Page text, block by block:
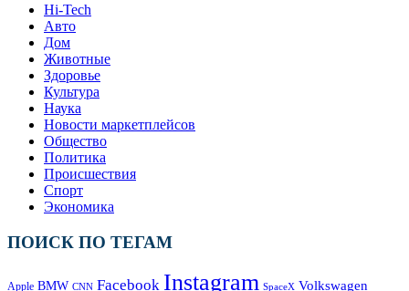
Hi-Tech
Авто
Дом
Животные
Здоровье
Культура
Наука
Новости маркетплейсов
Общество
Политика
Происшествия
Спорт
Экономика
ПОИСК ПО ТЕГАМ
Apple BMW CNN Facebook Instagram SpaceX Volkswagen